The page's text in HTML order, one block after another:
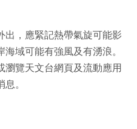
出，應緊記熱帶氣旋可能影
域可能有強風及有湧浪。
瀏覽天文台網頁及流動應用
。